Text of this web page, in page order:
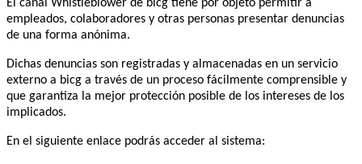
El canal Whistleblower de bicg tiene por objeto permitir a
empleados, colaboradores y otras personas presentar denuncias
de una forma anónima.
Dichas denuncias son registradas y almacenadas en un servicio
externo a bicg a través de un proceso fácilmente comprensible y
que garantiza la mejor protección posible de los intereses de los
implicados.
En el siguiente enlace podrás acceder al sistema: